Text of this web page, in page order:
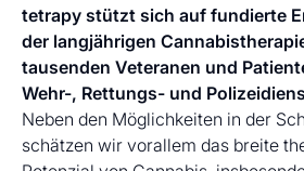
tetrapy stützt sich auf fundierte
der langjährigen
tausenden Veteranen und
Wehr-, Rettungs- und
Neben den Möglichkeiten in der
schätzen wir vorallem das breite